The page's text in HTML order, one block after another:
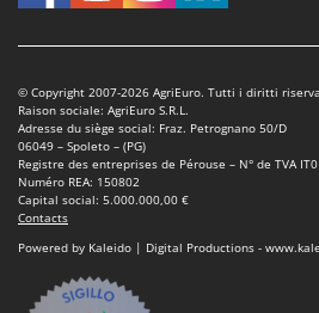
Tondeuses autoportées
Tondeuses
Trancheuses de sol
Transpalettes
Treuils de débardage
Tronçonneuses
Vêtements de Sécurité
Lampacrescia - MGM
Landxcape
LAR Casalinghi
Lavor
Linea VZ
Lisam
Lotusgrill
M
M.A.I.BO.
© Copyright 2007-2026 AgriEuro. Tutti i diritti
Raison sociale: AgriEuro S.R.L.
Adresse du siège social: Fraz. Petrognano 50/D
06049 – Spoleto – (PG)
Registre des entreprises de Pérouse – N° de TVA
Numéro REA: 150802
Capital social: 5.000.000,00 €
Contacts
Powered by Kaleido | Digital Productions -